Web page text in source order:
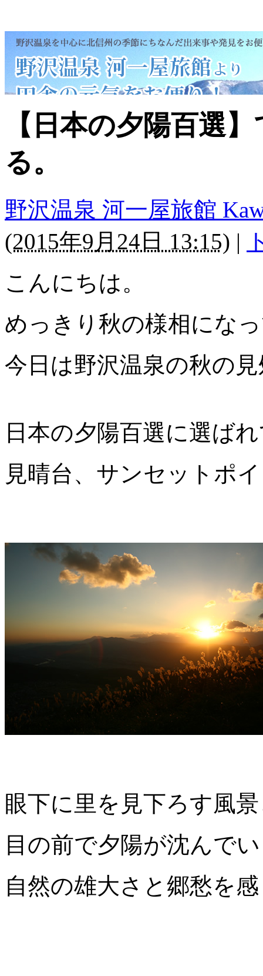
【日本の夕陽百選
る。
野沢温泉 河一屋旅館
(2015年9月24日 13:15) |
こんにちは。
めっきり秋の様相にな
今日は野沢温泉の秋の
日本の夕陽百選に選ば
見晴台、サンセットポ
眼下に里を見下ろす風
目の前で夕陽が沈んで
自然の雄大さと郷愁を